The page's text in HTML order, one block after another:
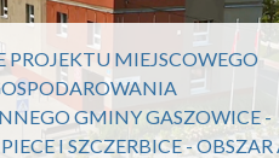
PROJEKTU MIEJSCOWEGO
GMINY GASZOWICE -
I SZCZERBICE - OBSZAR